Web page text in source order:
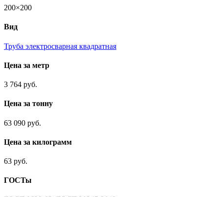
200×200
Вид
Труба электросварная квадратная
Цена за метр
3 764 руб.
Цена за тонну
63 090 руб.
Цена за килограмм
63 руб.
ГОСТы